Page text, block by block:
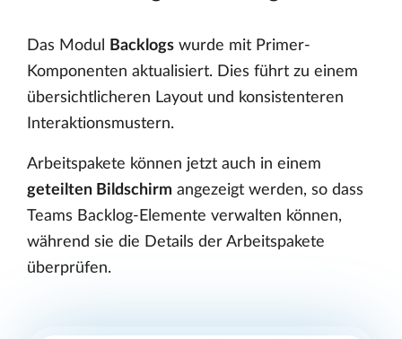
Das Modul Backlogs wurde mit Primer-
Komponenten aktualisiert. Dies führt zu einem
übersichtlicheren Layout und konsistenteren
Interaktionsmustern.
Arbeitspakete können jetzt auch in einem
geteilten Bildschirm angezeigt werden, so dass
Teams Backlog-Elemente verwalten können,
während sie die Details der Arbeitspakete
überprüfen.